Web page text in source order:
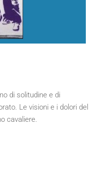
di solitudine e di
Le visioni e i dolori del
cavaliere.